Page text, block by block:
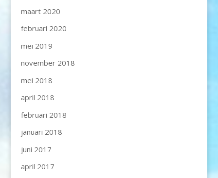
maart 2020
februari 2020
mei 2019
november 2018
mei 2018
april 2018
februari 2018
januari 2018
juni 2017
april 2017